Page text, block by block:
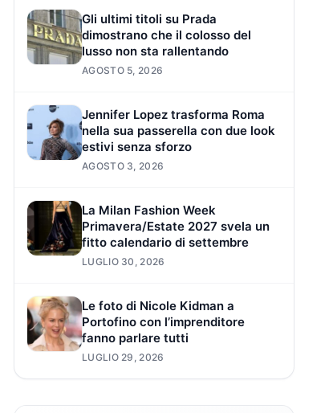
Gli ultimi titoli su Prada
dimostrano che il colosso del
lusso non sta rallentando
AGOSTO 5, 2026
Jennifer Lopez trasforma Roma
nella sua passerella con due look
estivi senza sforzo
AGOSTO 3, 2026
La Milan Fashion Week
Primavera/Estate 2027 svela un
fitto calendario di settembre
LUGLIO 30, 2026
Le foto di Nicole Kidman a
Portofino con l’imprenditore
fanno parlare tutti
LUGLIO 29, 2026